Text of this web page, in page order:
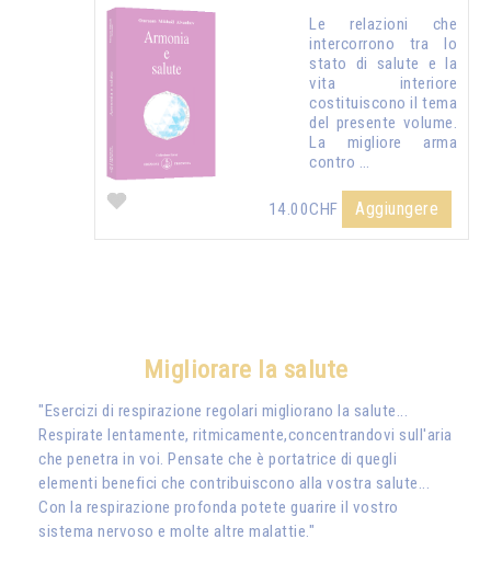
Le relazioni che
intercorrono tra lo
stato di salute e la
vita interiore
costituiscono il tema
del presente volume.
La migliore arma
contro …
14.00CHF Aggiungere
Migliorare la salute
"Esercizi di respirazione regolari migliorano la salute...
Respirate lentamente, ritmicamente,concentrandovi sull'aria
che penetra in voi. Pensate che è portatrice di quegli
elementi benefici che contribuiscono alla vostra salute...
Con la respirazione profonda potete guarire il vostro
sistema nervoso e molte altre malattie."